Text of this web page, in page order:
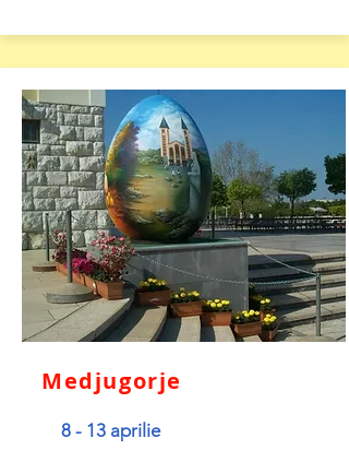
Medjugorje
8 - 13 aprilie